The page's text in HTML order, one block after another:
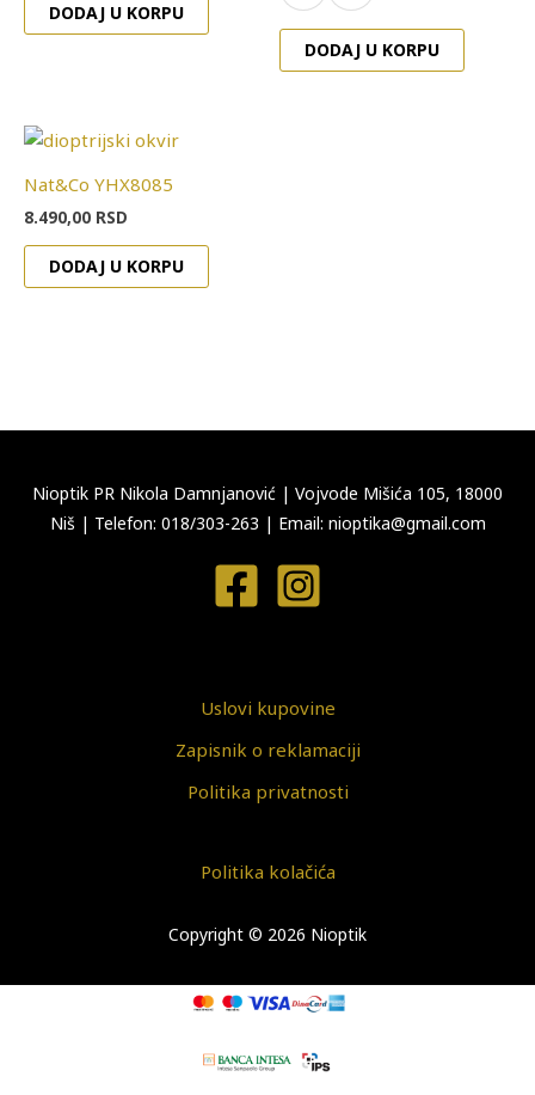
DODAJ U KORPU
DODAJ U KORPU
mogu
biti
Nat&Co YHX8085
8.490,00 RSD
DODAJ U KORPU
Nioptik PR Nikola Damnjanović | Vojvode Mišića 105, 18000
Niš | Telefon: 018/303-263 | Email: nioptika@gmail.com
Uslovi kupovine
Zapisnik o reklamaciji
Politika privatnosti
Politika kolačića
Copyright © 2026 Nioptik